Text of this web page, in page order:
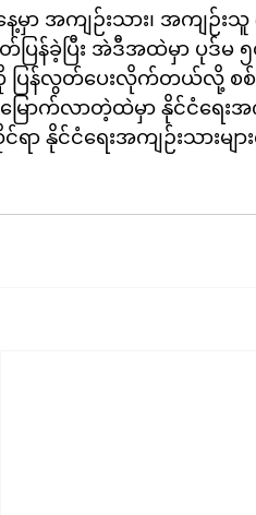
မှာ အကျဉ်းသား၊ အကျဉ်း
န်ခဲ့ပြီး အဲဒီအထဲမှာ ပုဒ်မ ၅
ပြန်လွတ်ပေးလိုက်တယ်လို့ စစ်က
ောက်လာတဲ့ထဲမှာ နိုင်ငံရေးအက
ရာ နိုင်ငံရေးအကျဉ်းသားမျ